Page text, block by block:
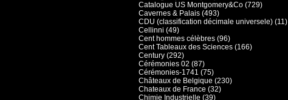
Catalogue US Montgomery&Co (729)
Cavernes & Palais (493)
CDU (classification décimale universele) (11)
Cellinni (49)
Cent hommes célèbres (96)
Cent Tableaux des Sciences (166)
Century (292)
Cérémonies 02 (87)
Cérémonies-1741 (75)
Châteaux de Belgique (230)
Chateaux de France (32)
Chimie Industrielle (39)